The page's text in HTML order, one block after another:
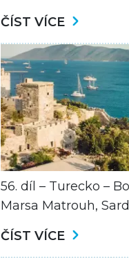
ČÍST VÍCE
56. díl – Turecko –
Marsa Matrouh,
ČÍST VÍCE